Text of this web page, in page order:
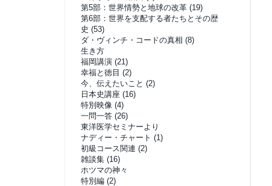
第5部：世界情勢と地球の改革 (19)
第6部：世界を支配する者たちとその歴
史 (53)
ダ・ヴィンチ・コードの真相 (8)
生き方
福岡講演 (21)
幸福と徳目 (2)
今、伝えたいこと (2)
日本史講座 (16)
特別映像 (4)
一問一答 (26)
東洋医学セミナーより
ナディー・チャート (1)
初級コース関連 (2)
雑談集 (16)
ホツマの神々
特別編 (2)